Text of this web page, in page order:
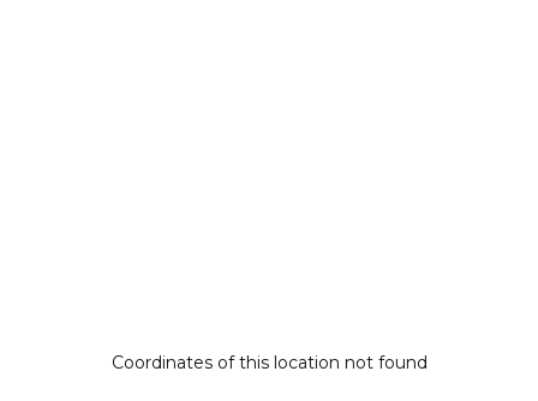
Coordinates of this location not found